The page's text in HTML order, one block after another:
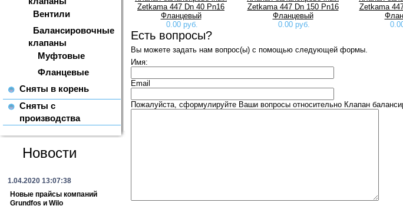
Вентили
Балансировочные
клапаны
Муфтовые
Фланцевые
Сняты в корень
Сняты с
производства
Новости
1.04.2020 13:07:38
Новые прайсы компаний
Grundfos и Wilo
Zetkama 447 Dn 40 Pn16
Фланцевый
0.00 руб.
Zetkama 447 Dn 150 Pn16
Фланцевый
0.00 руб.
Zetkama
Есть вопросы?
Вы можете задать нам вопрос(ы) с помощью следующей формы.
Имя:
Email
Пожалуйста, сформулируйте Ваши вопросы относительно Клапан